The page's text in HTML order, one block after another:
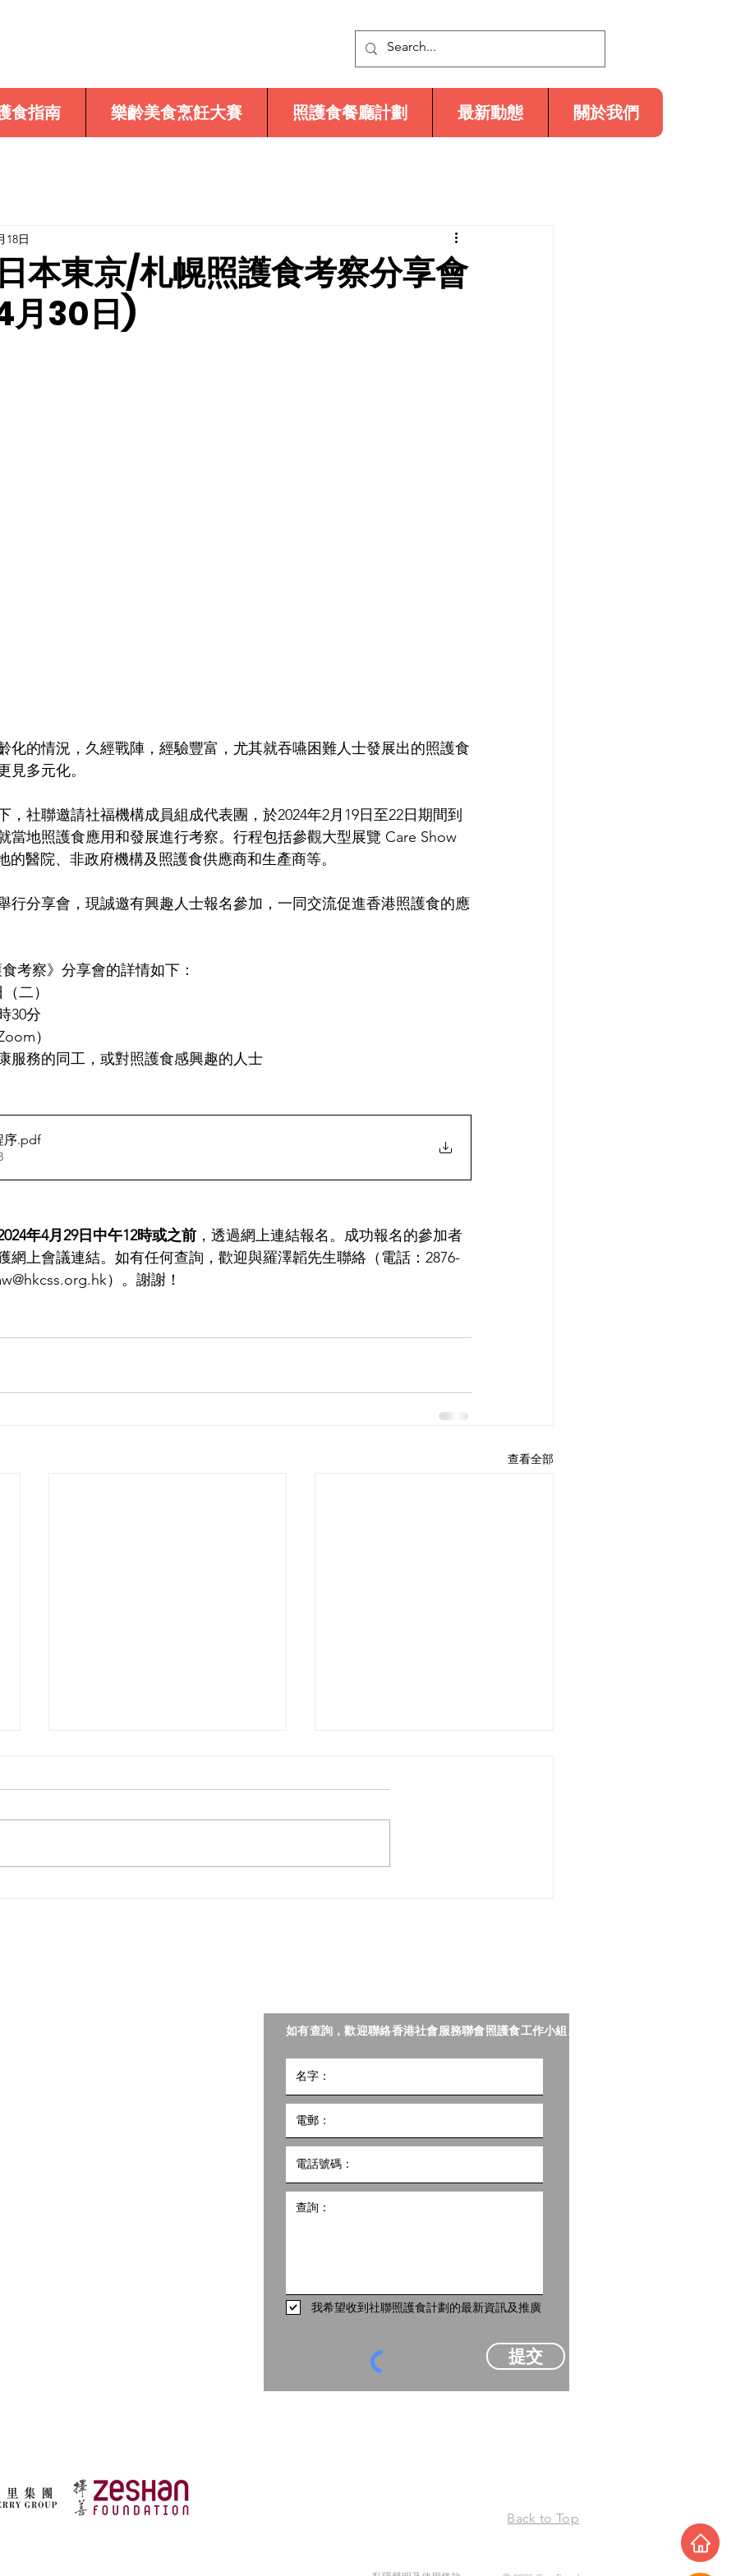
食指南 樂齡美食烹飪大賽 照護食餐廳計劃 最新動態 關於我們
本東京/札幌照護食考察分享會
月30日)
18日
化的情況，久經戰陣，經驗豐富，尤其就吞嚥困難人士發展出的照護食
見多元化。
，社聯邀請社福機構成員組成代表團，於2024年2月19日至22日期間到
當地照護食應用和發展進行考察。行程包括參觀大型展覽 Care Show
的醫院、非政府機構及照護食供應商和生產商等。
行分享會，現誠邀有興趣人士報名參加，一同交流促進香港照護食的應
考察》分享會的詳情如下：
二）
30分
）
服務的同工，或對照護食感興趣的人士
序.pdf
年4月29日中午12時或之前 ，透過網上連結報名。成功報名的參加者
網上會議連結。如有任何查詢，歡迎與羅澤韜先生聯絡（電話：2876-
）。謝謝！
查看全部
如有查詢，歡迎聯絡香港社會服務聯會照護食工作小組。
我希望收到社聯照護食計劃的最新資訊及推廣
提交
Back to Top